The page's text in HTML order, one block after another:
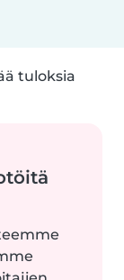
tuloksia